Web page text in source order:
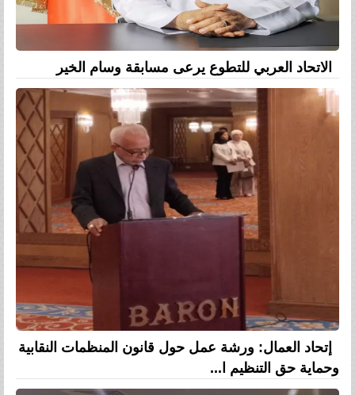
الاتحاد العربي للتطوع يرعى مسابقة وسام الخير
إتحاد العمال: ورشة عمل حول قانون المنظمات النقابية
وحماية حق التنظيم ا...